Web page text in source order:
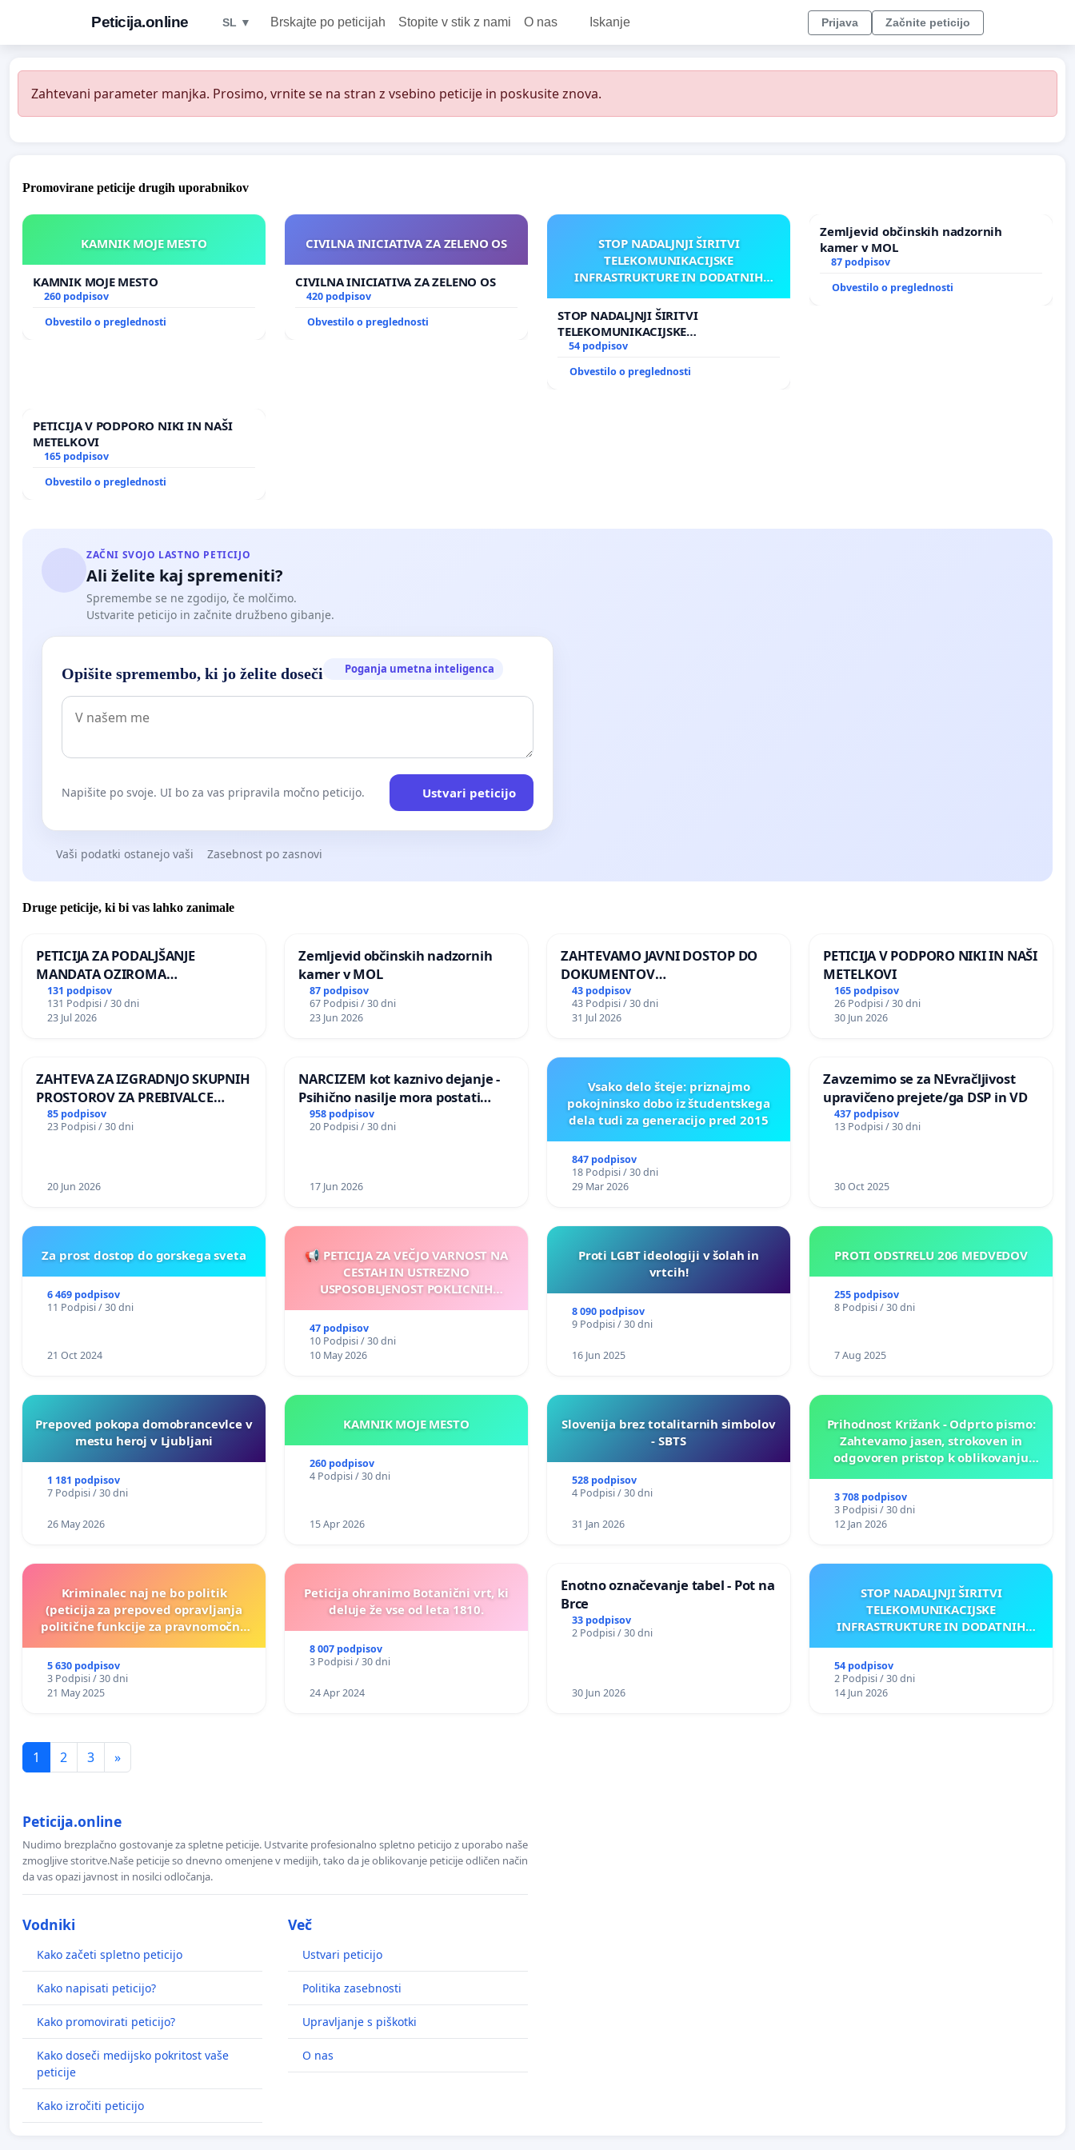
Peticija.online SL ▼ Brskajte po peticijah Stopite v stik z nami O nas Iskanje Prijava Začnite peticijo
Zahtevani parameter manjka. Prosimo, vrnite se na stran z vsebino peticije in poskusite znova.
Promovirane peticije drugih uporabnikov
KAMNIK MOJE MESTO
KAMNIK MOJE MESTO
260 podpisov
Obvestilo o preglednosti
CIVILNA INICIATIVA ZA ZELENO OS
CIVILNA INICIATIVA ZA ZELENO OS
420 podpisov
Obvestilo o preglednosti
STOP NADALJNJI ŠIRITVI
TELEKOMUNIKACIJSKE
INFRASTRUKTURE IN DODATNIH
STOP NADALJNJI ŠIRITVI
TELEKOMUNIKACIJSKE
INFRASTRUKTURE IN DODATNIH
ANTEN V GRADIŠČAKU
54 podpisov
Obvestilo o preglednosti
Zemljevid občinskih nadzornih
kamer v MOL
87 podpisov
Obvestilo o preglednosti
PETICIJA V PODPORO NIKI IN NAŠI
METELKOVI
165 podpisov
Obvestilo o preglednosti
ZAČNI SVOJO LASTNO PETICIJO
Ali želite kaj spremeniti?
Spremembe se ne zgodijo, če molčimo.
Ustvarite peticijo in začnite družbeno gibanje.
Opišite spremembo, ki jo želite doseči Poganja umetna inteligenca
Napišite po svoje. UI bo za vas pripravila močno peticijo. Ustvari peticijo
Vaši podatki ostanejo vaši Zasebnost po zasnovi
Druge peticije, ki bi vas lahko zanimale
PETICIJA ZA PODALJŠANJE
MANDATA OZIROMA
ČIMPREJŠNJO PONOVNO
NAPOTITEV GOSPODA BERNARDA
ŠRAJNERJA NA VELEPOSLANIŠTVO
131 podpisov
131 Podpisi / 30 dni
23 Jul 2026
Zemljevid občinskih nadzornih
kamer v MOL
87 podpisov
67 Podpisi / 30 dni
23 Jun 2026
ZAHTEVAMO JAVNI DOSTOP DO
DOKUMENTOV
PARLAMENTARNIH
PREISKOVALNIH KOMISIJ O
ILEGALNI TRGOVINI Z OROŽJEM
43 podpisov
43 Podpisi / 30 dni
31 Jul 2026
PETICIJA V PODPORO NIKI IN NAŠI
METELKOVI
165 podpisov
26 Podpisi / 30 dni
30 Jun 2026
ZAHTEVA ZA IZGRADNJO SKUPNIH
PROSTOROV ZA PREBIVALCE
KRAJEVNE SKUPNOSTI
PRESTRANEK
85 podpisov
23 Podpisi / 30 dni
20 Jun 2026
NARCIZEM kot kaznivo dejanje -
Psihično nasilje mora postati
enako prepoznano kot fizično
nasilje
958 podpisov
20 Podpisi / 30 dni
17 Jun 2026
Vsako delo šteje: priznajmo
pokojninsko dobo iz študentskega
dela tudi za generacijo pred 2015
847 podpisov
18 Podpisi / 30 dni
29 Mar 2026
Zavzemimo se za NEvračljivost
upravičeno prejete/ga DSP in VD
437 podpisov
13 Podpisi / 30 dni
30 Oct 2025
Za prost dostop do gorskega sveta
6 469 podpisov
11 Podpisi / 30 dni
21 Oct 2024
📢 PETICIJA ZA VEČJO VARNOST NA
CESTAH IN USTREZNO
USPOSOBLJENOST POKLICNIH
47 podpisov
10 Podpisi / 30 dni
10 May 2026
Proti LGBT ideologiji v šolah in
vrtcih!
8 090 podpisov
9 Podpisi / 30 dni
16 Jun 2025
PROTI ODSTRELU 206 MEDVEDOV
255 podpisov
8 Podpisi / 30 dni
7 Aug 2025
Prepoved pokopa domobrancevlce v
mestu heroj v Ljubljani
1 181 podpisov
7 Podpisi / 30 dni
26 May 2026
KAMNIK MOJE MESTO
260 podpisov
4 Podpisi / 30 dni
15 Apr 2026
Slovenija brez totalitarnih simbolov
- SBTS
528 podpisov
4 Podpisi / 30 dni
31 Jan 2026
Prihodnost Križank - Odprto pismo:
Zahtevamo jasen, strokoven in
odgovoren pristop k oblikovanju
3 708 podpisov
3 Podpisi / 30 dni
12 Jan 2026
Kriminalec naj ne bo politik
(peticija za prepoved opravljanja
politične funkcije za pravnomočno
5 630 podpisov
3 Podpisi / 30 dni
21 May 2025
Peticija ohranimo Botanični vrt, ki
deluje že vse od leta 1810.
8 007 podpisov
3 Podpisi / 30 dni
24 Apr 2024
Enotno označevanje tabel - Pot na
Brce
33 podpisov
2 Podpisi / 30 dni
30 Jun 2026
STOP NADALJNJI ŠIRITVI
TELEKOMUNIKACIJSKE
INFRASTRUKTURE IN DODATNIH
54 podpisov
2 Podpisi / 30 dni
14 Jun 2026
1 2 3 »
Peticija.online
Nudimo brezplačno gostovanje za spletne peticije. Ustvarite profesionalno spletno peticijo z uporabo naše
zmogljive storitve.Naše peticije so dnevno omenjene v medijih, tako da je oblikovanje peticije odličen način
da vas opazi javnost in nosilci odločanja.
Vodniki
Kako začeti spletno peticijo
Kako napisati peticijo?
Kako promovirati peticijo?
Kako doseči medijsko pokritost vaše
peticije
Kako izročiti peticijo
Več
Ustvari peticijo
Politika zasebnosti
Upravljanje s piškotki
O nas